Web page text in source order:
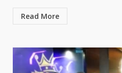
Read More